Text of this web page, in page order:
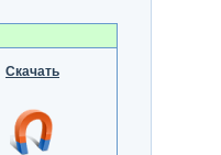
Скачать